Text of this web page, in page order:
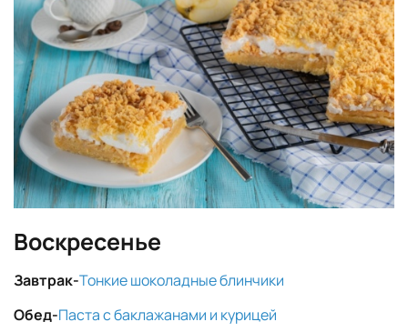
Воскресенье
Завтрак-Тонкие шоколадные блинчики
Обед-Паста с баклажанами и курицей